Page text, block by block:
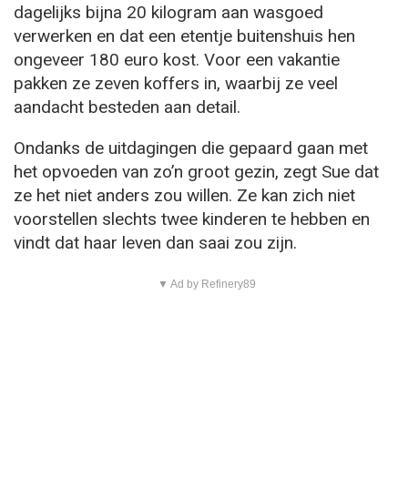
dagelijks bijna 20 kilogram aan wasgoed
verwerken en dat een etentje buitenshuis hen
ongeveer 180 euro kost. Voor een vakantie
pakken ze zeven koffers in, waarbij ze veel
aandacht besteden aan detail.
Ondanks de uitdagingen die gepaard gaan met
het opvoeden van zo’n groot gezin, zegt Sue dat
ze het niet anders zou willen. Ze kan zich niet
voorstellen slechts twee kinderen te hebben en
vindt dat haar leven dan saai zou zijn.
▼ Ad by Refinery89